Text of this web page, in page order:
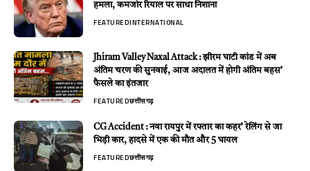
हमला, कमजोर रियाल पर साधा निशाना
FEATUREDINTERNATIONAL
Jhiram Valley Naxal Attack : झीरम घाटी कांड में अब
अंतिम चरण की सुनवाई, आज अदालत में होगी अंतिम बहस’
फैसले का इंतजार
FEATUREDछत्तीसगढ़
CG Accident : नवा रायपुर में रफ्तार का कहर’ रेलिंग से जा
भिड़ी कार, हादसे में एक की मौत और 5 घायल
FEATUREDछत्तीसगढ़